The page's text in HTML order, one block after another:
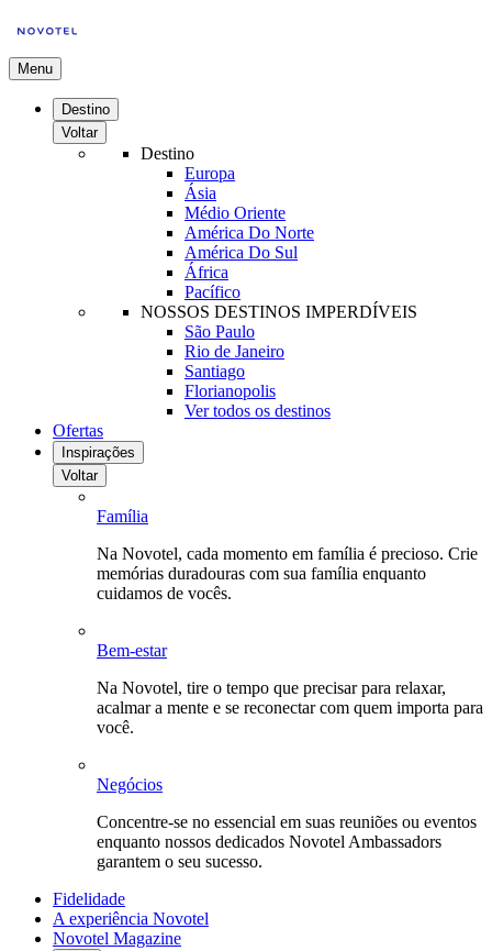
Menu
Destino
Voltar
Destino
Europa
Ásia
Médio Oriente
América Do Norte
América Do Sul
África
Pacífico
NOSSOS DESTINOS IMPERDÍVEIS
São Paulo
Rio de Janeiro
Santiago
Florianopolis
Ver todos os destinos
Ofertas
Inspirações
Voltar
Família
Na Novotel, cada momento em família é precioso. Crie
memórias duradouras com sua família enquanto
cuidamos de vocês.
Bem-estar
Na Novotel, tire o tempo que precisar para relaxar,
acalmar a mente e se reconectar com quem importa para
você.
Negócios
Concentre-se no essencial em suas reuniões ou eventos
enquanto nossos dedicados Novotel Ambassadors
garantem o seu sucesso.
Fidelidade
A experiência Novotel
Novotel Magazine